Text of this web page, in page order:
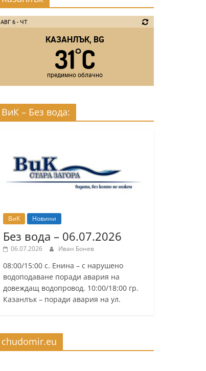
АВГ 6 - ЧТ
КАЗАНЛЪК, BG
31°C
предимно облачно
ВиК – Без вода:
ВиК Новини
Без вода – 06.07.2026
06.07.2026 Иван Бонев
08:00/15:00 с. Енина – с нарушено
водоподаване поради авария на
довеждащ водопровод. 10:00/18:00 гр.
Казанлък – поради авария на ул.
chudomir.eu